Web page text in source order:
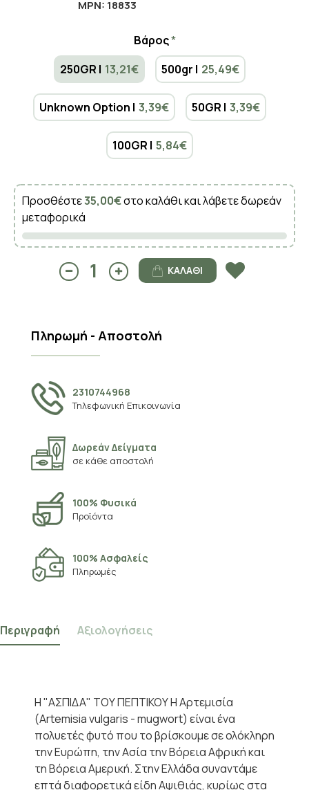
MPN: 18833
Βάρος
250GR | 13,21€ 500gr | 25,49€
Unknown Option | 3,39€ 50GR | 3,39€
100GR | 5,84€
Προσθέστε35,00€στο καλάθι και λάβετε δωρεάν
μεταφορικά
ΚΑΛΆΘΙ
Πληρωμή - Αποστολή
2310744968
Τηλεφωνική Επικοινωνία
Δωρεάν Δείγματα
σε κάθε αποστολή
100% Φυσικά
Προϊόντα
100% Ασφαλείς
Πληρωμές
Περιγραφή Αξιολογήσεις
Η "ΑΣΠΙΔΑ" ΤΟΥ ΠΕΠΤΙΚΟΥ Η Αρτεμισία
(Artemisia vulgaris - mugwort) είναι ένα
πολυετές φυτό που το βρίσκουμε σε ολόκληρη
την Ευρώπη, την Ασία την Βόρεια Αφρική και
τη Βόρεια Αμερική. Στην Ελλάδα συναντάμε
επτά διαφορετικά είδη Αψιθιάς, κυρίως στα